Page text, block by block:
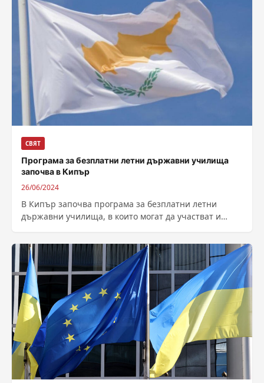
СВЯТ
Програма за безплатни летни държавни училища
започва в Кипър
26/06/2024
В Кипър започва програма за безплатни летни
държавни училища, в които могат да участват и